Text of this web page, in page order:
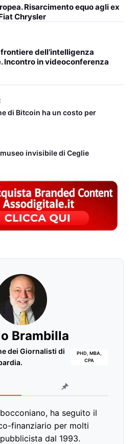
Risarcimento equo agli ex
Chrysler
dell’intelligenza
Incontro in videoconferenza
di Bitcoin ha un costo per
invisibile di Ceglie
Brambilla
dei Giornalisti di
PHD, MBA,
CPA
ha seguito il
finanziario per molti
dal 1993.